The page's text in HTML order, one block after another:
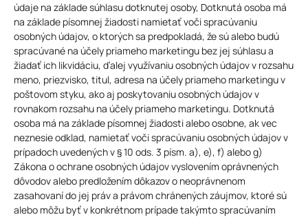
údaje na základe súhlasu dotknutej osoby, Dotknutá osoba má
na základe písomnej žiadosti namietať voči spracúvaniu
osobných údajov, o ktorých sa predpokladá, že sú alebo budú
spracúvané na účely priameho marketingu bez jej súhlasu a
žiadať ich likvidáciu, ďalej využívaniu osobných údajov v rozsahu
meno, priezvisko, titul, adresa na účely priameho marketingu v
poštovom styku, ako aj poskytovaniu osobných údajov v
rovnakom rozsahu na účely priameho marketingu. Dotknutá
osoba má na základe písomnej žiadosti alebo osobne, ak vec
neznesie odklad, namietať voči spracúvaniu osobných údajov v
prípadoch uvedených v § 10 ods. 3 písm. a), e), f) alebo g)
Zákona o ochrane osobných údajov vyslovením oprávnených
dôvodov alebo predložením dôkazov o neoprávnenom
zasahovaní do jej práv a právom chránených záujmov, ktoré sú
alebo môžu byť v konkrétnom prípade takýmto spracúvaním